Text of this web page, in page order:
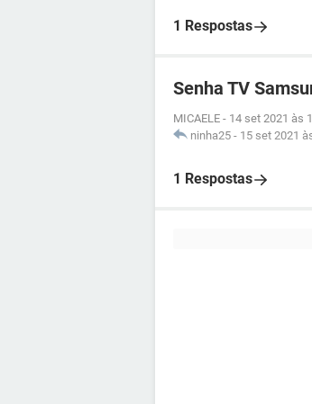
1 Respostas
Senha TV
MICAELE - 14 set 2021 às
ninha25 - 15 set 2021
1 Respostas